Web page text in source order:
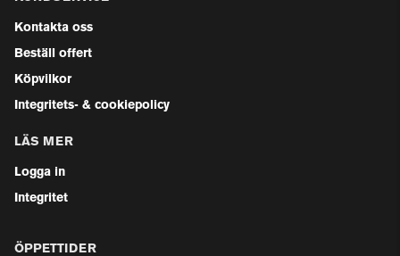
Kontakta oss
Beställ offert
Köpvilkor
Integritets- & cookiepolicy
LÄS MER
Logga in
Integritet
ÖPPETTIDER